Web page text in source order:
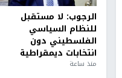
الرجوب: لا مستقبل
للنظام السياسي
الفلسطيني دون
انتخابات ديمقراطية
منذ ساعة